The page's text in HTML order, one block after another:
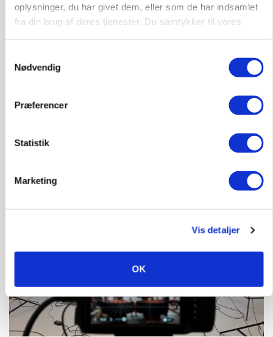
oplysninger, du har givet dem, eller som de har indsamlet
fra din brug af deres tjenester. Du samtykker til vores
Nødvendig
Præferencer
Statistik
Marketing
Vis detaljer
OK